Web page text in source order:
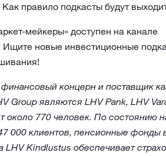
правило подкасты будут
мейкеры» доступен на канале
Ищите новые инвестиционные
концерн и поставщик
являются LHV Pank, LHV
около 770 человек. По состоянию
000 клиентов, пенсионные фонды
LHV Kindlustus обеспечивает